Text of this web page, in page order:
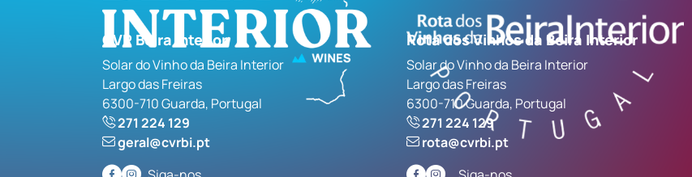
CVR Beira Interior
Solar do Vinho da Beira Interior
Largo das Freiras
6300-710 Guarda, Portugal
271 224 129
geral@cvrbi.pt
Rota dos Vinhos da Beira Interior
Solar do Vinho da Beira Interior
Largo das Freiras
6300-710 Guarda, Portugal
271 224 129
rota@cvrbi.pt